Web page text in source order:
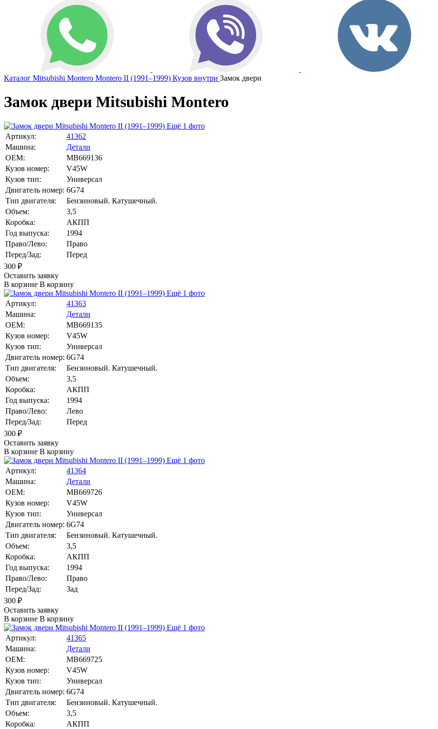
Каталог Mitsubishi Montero Montero II (1991–1999) Кузов внутри Замок двери
Замок двери Mitsubishi Montero
Ещё 1 фото
Артикул:
41362
Машина:
Детали
OEM:
MB669136
Кузов номер:
V45W
Кузов тип:
Универсал
Двигатель номер: 6G74
Тип двигателя:
Бензиновый. Катушечный.
Объем:
3,5
Коробка:
АКПП
Год выпуска:
1994
Право/Лево:
Право
Перед/Зад:
Перед
300 ₽
Оставить заявку
В корзине В корзину
Ещё 1 фото
Артикул:
41363
Машина:
Детали
OEM:
MB669135
Кузов номер:
V45W
Кузов тип:
Универсал
Двигатель номер: 6G74
Тип двигателя:
Бензиновый. Катушечный.
Объем:
3,5
Коробка:
АКПП
Год выпуска:
1994
Право/Лево:
Лево
Перед/Зад:
Перед
300 ₽
Оставить заявку
В корзине В корзину
Ещё 1 фото
Артикул:
41364
Машина:
Детали
OEM:
MB669726
Кузов номер:
V45W
Кузов тип:
Универсал
Двигатель номер: 6G74
Тип двигателя:
Бензиновый. Катушечный.
Объем:
3,5
Коробка:
АКПП
Год выпуска:
1994
Право/Лево:
Право
Перед/Зад:
Зад
300 ₽
Оставить заявку
В корзине В корзину
Ещё 1 фото
Артикул:
41365
Машина:
Детали
OEM:
MB669725
Кузов номер:
V45W
Кузов тип:
Универсал
Двигатель номер: 6G74
Тип двигателя:
Бензиновый. Катушечный.
Объем:
3,5
Коробка:
АКПП